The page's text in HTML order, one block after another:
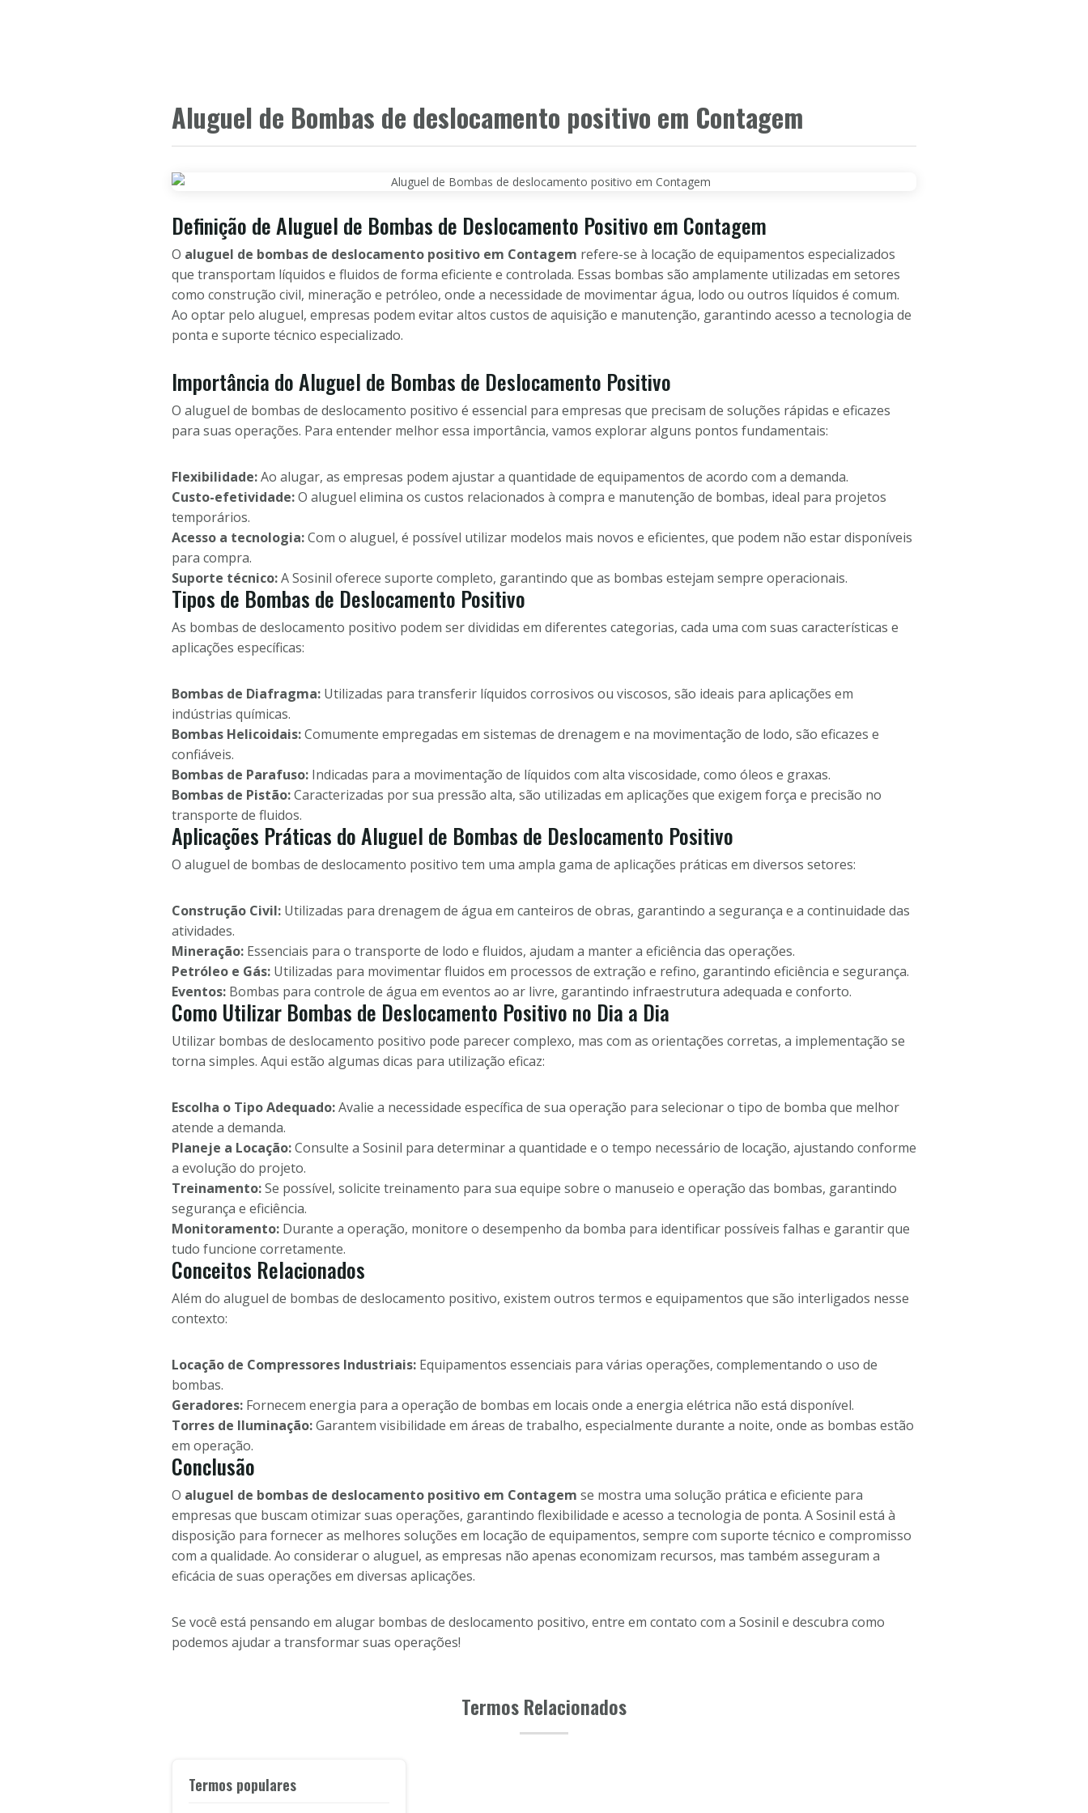
Aluguel de Bombas de deslocamento positivo em Contagem
Definição de Aluguel de Bombas de Deslocamento Positivo em Contagem
O aluguel de bombas de deslocamento positivo em Contagem refere-se à locação de equipamentos especializados
que transportam líquidos e fluidos de forma eficiente e controlada. Essas bombas são amplamente utilizadas em setores
como construção civil, mineração e petróleo, onde a necessidade de movimentar água, lodo ou outros líquidos é comum.
Ao optar pelo aluguel, empresas podem evitar altos custos de aquisição e manutenção, garantindo acesso a tecnologia de
ponta e suporte técnico especializado.
Importância do Aluguel de Bombas de Deslocamento Positivo
O aluguel de bombas de deslocamento positivo é essencial para empresas que precisam de soluções rápidas e eficazes
para suas operações. Para entender melhor essa importância, vamos explorar alguns pontos fundamentais:
Flexibilidade:Ao alugar, as empresas podem ajustar a quantidade de equipamentos de acordo com a demanda.
Custo-efetividade:O aluguel elimina os custos relacionados à compra e manutenção de bombas, ideal para projetos
temporários.
Acesso a tecnologia:Com o aluguel, é possível utilizar modelos mais novos e eficientes, que podem não estar disponíveis
para compra.
Suporte técnico:A Sosinil oferece suporte completo, garantindo que as bombas estejam sempre operacionais.
Tipos de Bombas de Deslocamento Positivo
As bombas de deslocamento positivo podem ser divididas em diferentes categorias, cada uma com suas características e
aplicações específicas:
Bombas de Diafragma: Utilizadas para transferir líquidos corrosivos ou viscosos, são ideais para aplicações em
indústrias químicas.
Bombas Helicoidais:Comumente empregadas em sistemas de drenagem e na movimentação de lodo, são eficazes e
confiáveis.
Bombas de Parafuso: Indicadas para a movimentação de líquidos com alta viscosidade, como óleos e graxas.
Bombas de Pistão:Caracterizadas por sua pressão alta, são utilizadas em aplicações que exigem força e precisão no
transporte de fluidos.
Aplicações Práticas do Aluguel de Bombas de Deslocamento Positivo
O aluguel de bombas de deslocamento positivo tem uma ampla gama de aplicações práticas em diversos setores:
Construção Civil: Utilizadas para drenagem de água em canteiros de obras, garantindo a segurança e a continuidade das
atividades.
Mineração: Essenciais para o transporte de lodo e fluidos, ajudam a manter a eficiência das operações.
Petróleo e Gás: Utilizadas para movimentar fluidos em processos de extração e refino, garantindo eficiência e segurança.
Eventos: Bombas para controle de água em eventos ao ar livre, garantindo infraestrutura adequada e conforto.
Como Utilizar Bombas de Deslocamento Positivo no Dia a Dia
Utilizar bombas de deslocamento positivo pode parecer complexo, mas com as orientações corretas, a implementação se
torna simples. Aqui estão algumas dicas para utilização eficaz:
Escolha o Tipo Adequado:Avalie a necessidade específica de sua operação para selecionar o tipo de bomba que melhor
atende a demanda.
Planeje a Locação:Consulte a Sosinil para determinar a quantidade e o tempo necessário de locação, ajustando conforme
a evolução do projeto.
Treinamento:Se possível, solicite treinamento para sua equipe sobre o manuseio e operação das bombas, garantindo
segurança e eficiência.
Monitoramento: Durante a operação, monitore o desempenho da bomba para identificar possíveis falhas e garantir que
tudo funcione corretamente.
Conceitos Relacionados
Além do aluguel de bombas de deslocamento positivo, existem outros termos e equipamentos que são interligados nesse
contexto:
Locação de Compressores Industriais: Equipamentos essenciais para várias operações, complementando o uso de
bombas.
Geradores: Fornecem energia para a operação de bombas em locais onde a energia elétrica não está disponível.
Torres de Iluminação:Garantem visibilidade em áreas de trabalho, especialmente durante a noite, onde as bombas estão
em operação.
Conclusão
O aluguel de bombas de deslocamento positivo em Contagem se mostra uma solução prática e eficiente para
empresas que buscam otimizar suas operações, garantindo flexibilidade e acesso a tecnologia de ponta. A Sosinil está à
disposição para fornecer as melhores soluções em locação de equipamentos, sempre com suporte técnico e compromisso
com a qualidade. Ao considerar o aluguel, as empresas não apenas economizam recursos, mas também asseguram a
eficácia de suas operações em diversas aplicações.
Se você está pensando em alugar bombas de deslocamento positivo, entre em contato com a Sosinil e descubra como
podemos ajudar a transformar suas operações!
Termos Relacionados
Termos populares